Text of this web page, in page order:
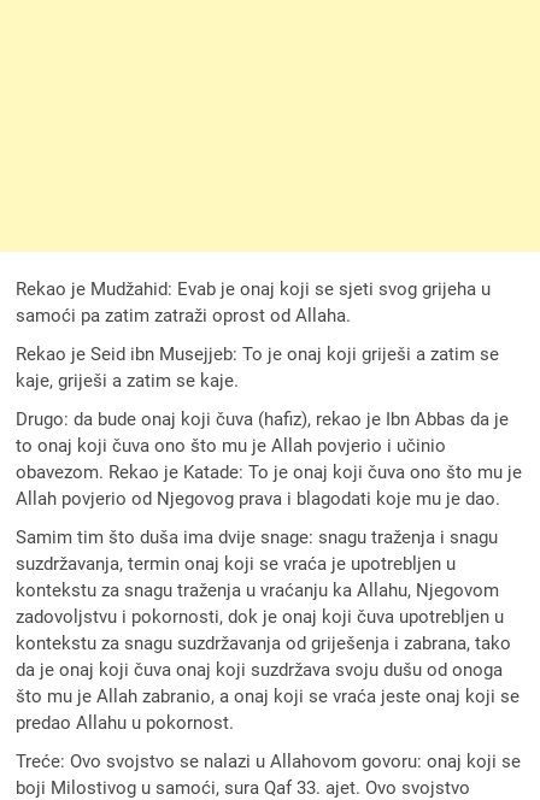
Rekao je Mudžahid: Evab je onaj koji se sjeti svog grijeha u
samoći pa zatim zatraži oprost od Allaha.
Rekao je Seid ibn Musejjeb: To je onaj koji griješi a zatim se
kaje, griješi a zatim se kaje.
Drugo: da bude onaj koji čuva (hafiz), rekao je Ibn Abbas da je
to onaj koji čuva ono što mu je Allah povjerio i učinio
obavezom. Rekao je Katade: To je onaj koji čuva ono što mu je
Allah povjerio od Njegovog prava i blagodati koje mu je dao.
Samim tim što duša ima dvije snage: snagu traženja i snagu
suzdržavanja, termin onaj koji se vraća je upotrebljen u
kontekstu za snagu traženja u vraćanju ka Allahu, Njegovom
zadovoljstvu i pokornosti, dok je onaj koji čuva upotrebljen u
kontekstu za snagu suzdržavanja od griješenja i zabrana, tako
da je onaj koji čuva onaj koji suzdržava svoju dušu od onoga
što mu je Allah zabranio, a onaj koji se vraća jeste onaj koji se
predao Allahu u pokornost.
Treće: Ovo svojstvo se nalazi u Allahovom govoru: onaj koji se
boji Milostivog u samoći, sura Qaf 33. ajet. Ovo svojstvo